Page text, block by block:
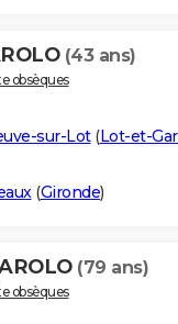
(43 ans)
obsèques
sur-Lot(Lot-et-
(Gironde)
(79 ans)
obsèques